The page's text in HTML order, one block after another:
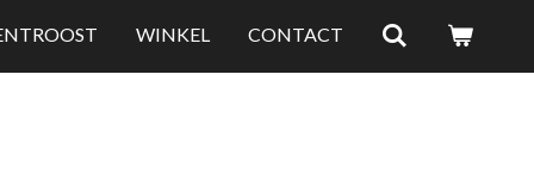
WINKEL CONTACT